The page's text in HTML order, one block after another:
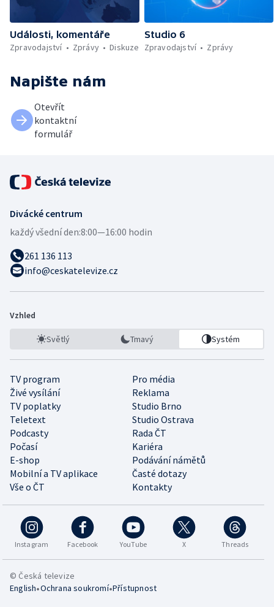
Události, komentáře
Zpravodajství
Zprávy Diskuze
Studio 6
Zpravodajství
Zprávy
Napište nám
Otevřít
kontaktní
formulář
Divácké centrum
každý všední den:8:00—16:00 hodin
261 136 113
info@ceskatelevize.cz
Vzhled
Světlý Tmavý Systém
TV program
Pro média
Živé vysílání
Reklama
TV poplatky
Studio Brno
Teletext
Studio Ostrava
Podcasty
Rada ČT
Počasí
Kariéra
E-shop
Podávání námětů
Mobilní a TV aplikace
Časté dotazy
Vše o ČT
Kontakty
Instagram Facebook YouTube X Threads
© Česká televize
English•Ochrana soukromí•Přístupnost